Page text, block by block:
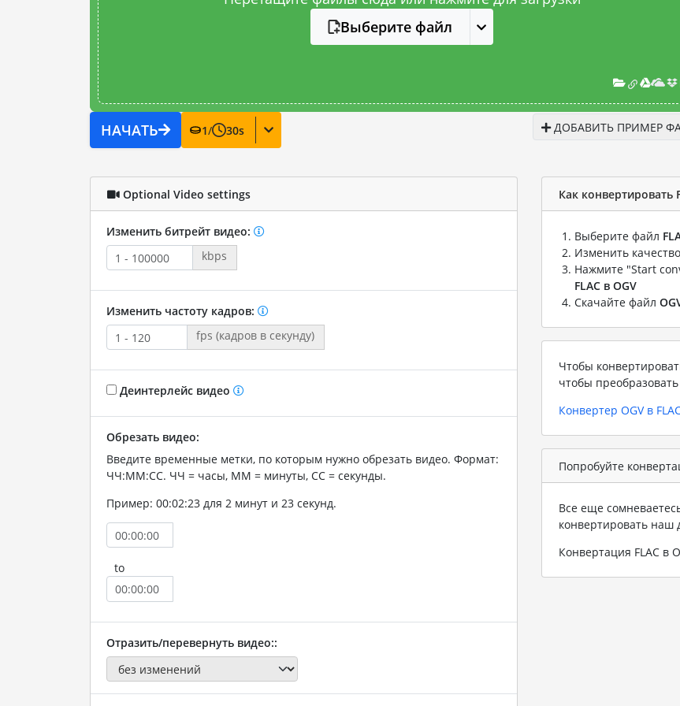
Выберите файл
НАЧАТЬ 1/ 30s ДОБАВИТЬ ПРИМЕР
Optional Video settings
Изменить битрейт видео:
kbps
Изменить частоту кадров:
fps (кадров в секунду)
Деинтерлейс видео
Обрезать видео:
Введите временные метки, по которым нужно обрезать видео. Формат:
ЧЧ:ММ:СС. ЧЧ = часы, ММ = минуты, СС = секунды.
Пример: 00:02:23 для 2 минут и 23 секунд.
to
Отразить/перевернуть видео::
Как конвертировать
Выберите файл
Изменить
Нажмите "Start
FLAC в OGV
Скачайте файл
Чтобы
чтобы
Конвертер OGV в
Попробуйте
Все еще
конвертировать наш
Конвертация FLAC в